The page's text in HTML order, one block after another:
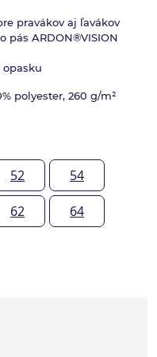
pravákov aj ľavákov
pás ARDON®VISION
polyester, 260 g/m²
52 54
62 64